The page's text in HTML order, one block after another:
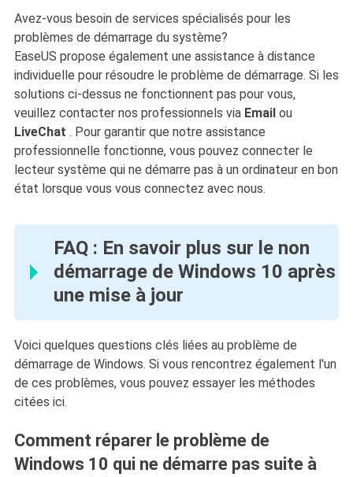
Avez-vous besoin de services spécialisés pour les
problèmes de démarrage du système?
EaseUS propose également une assistance à distance
individuelle pour résoudre le problème de démarrage. Si les
solutions ci-dessus ne fonctionnent pas pour vous,
veuillez contacter nos professionnels via Emailou
LiveChat . Pour garantir que notre assistance
professionnelle fonctionne, vous pouvez connecter le
lecteur système qui ne démarre pas à un ordinateur en bon
état lorsque vous vous connectez avec nous.
FAQ : En savoir plus sur le non
démarrage de Windows 10 après
une mise à jour
Voici quelques questions clés liées au problème de
démarrage de Windows. Si vous rencontrez également l'un
de ces problèmes, vous pouvez essayer les méthodes
citées ici.
Comment réparer le problème de
Windows 10 qui ne démarre pas suite à